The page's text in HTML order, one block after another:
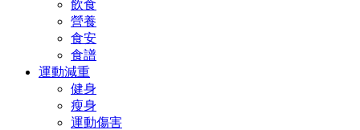
飲食
營養
食安
食譜
運動減重
健身
瘦身
運動傷害